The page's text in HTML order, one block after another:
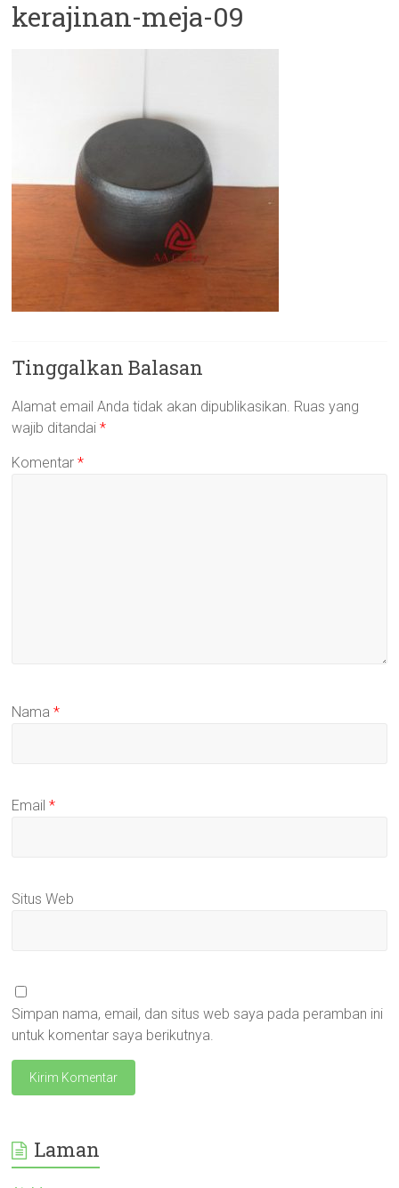
kerajinan-meja-09
Tinggalkan Balasan
Alamat email Anda tidak akan dipublikasikan. Ruas yang
wajib ditandai*
Komentar*
Nama*
Email*
Situs Web
Simpan nama, email, dan situs web saya pada peramban ini
untuk komentar saya berikutnya.
Laman